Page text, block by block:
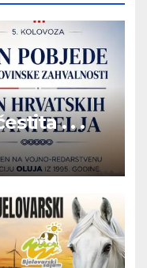
. . .